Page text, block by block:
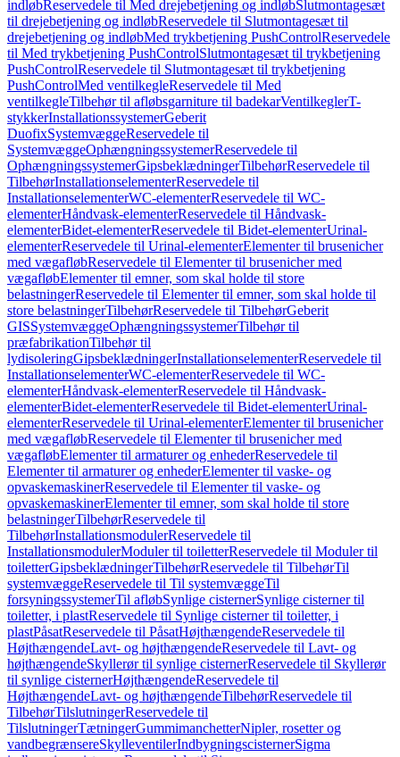
indløbReservedele til Med drejebetjening og indløbSlutmontagesæt
til drejebetjening og indløbReservedele til Slutmontagesæt til
drejebetjening og indløbMed trykbetjening PushControlReservedele
til Med trykbetjening PushControlSlutmontagesæt til trykbetjening
PushControlReservedele til Slutmontagesæt til trykbetjening
PushControlMed ventilkegleReservedele til Med
ventilkegleTilbehør til afløbsgarniture til badekarVentilkeglerT-
stykkerInstallationssystemerGeberit
DuofixSystemvæggeReservedele til
SystemvæggeOphængningssystemerReservedele til
OphængningssystemerGipsbeklædningerTilbehørReservedele til
TilbehørInstallationselementerReservedele til
InstallationselementerWC-elementerReservedele til WC-
elementerHåndvask-elementerReservedele til Håndvask-
elementerBidet-elementerReservedele til Bidet-elementerUrinal-
elementerReservedele til Urinal-elementerElementer til brusenicher
med vægafløbReservedele til Elementer til brusenicher med
vægafløbElementer til emner, som skal holde til store
belastningerReservedele til Elementer til emner, som skal holde til
store belastningerTilbehørReservedele til TilbehørGeberit
GISSystemvæggeOphængningssystemerTilbehør til
præfabrikationTilbehør til
lydisoleringGipsbeklædningerInstallationselementerReservedele til
InstallationselementerWC-elementerReservedele til WC-
elementerHåndvask-elementerReservedele til Håndvask-
elementerBidet-elementerReservedele til Bidet-elementerUrinal-
elementerReservedele til Urinal-elementerElementer til brusenicher
med vægafløbReservedele til Elementer til brusenicher med
vægafløbElementer til armaturer og enhederReservedele til
Elementer til armaturer og enhederElementer til vaske- og
opvaskemaskinerReservedele til Elementer til vaske- og
opvaskemaskinerElementer til emner, som skal holde til store
belastningerTilbehørReservedele til
TilbehørInstallationsmodulerReservedele til
InstallationsmodulerModuler til toiletterReservedele til Moduler til
toiletterGipsbeklædningerTilbehørReservedele til TilbehørTil
systemvæggeReservedele til Til systemvæggeTil
forsyningssystemerTil afløbSynlige cisternerSynlige cisterner til
toiletter, i plastReservedele til Synlige cisterner til toiletter, i
plastPåsatReservedele til PåsatHøjthængendeReservedele til
HøjthængendeLavt- og højthængendeReservedele til Lavt- og
højthængendeSkyllerør til synlige cisternerReservedele til Skyllerør
til synlige cisternerHøjthængendeReservedele til
HøjthængendeLavt- og højthængendeTilbehørReservedele til
TilbehørTilslutningerReservedele til
TilslutningerTætningerGummimanchetterNipler, rosetter og
vandbegrænsereSkylleventilerIndbygningscisternerSigma